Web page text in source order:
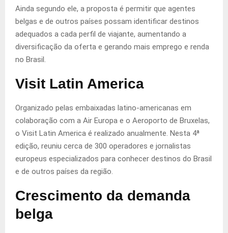
Ainda segundo ele, a proposta é permitir que agentes
belgas e de outros países possam identificar destinos
adequados a cada perfil de viajante, aumentando a
diversificação da oferta e gerando mais emprego e renda
no Brasil.
Visit Latin America
Organizado pelas embaixadas latino-americanas em
colaboração com a Air Europa e o Aeroporto de Bruxelas,
o Visit Latin America é realizado anualmente. Nesta 4ª
edição, reuniu cerca de 300 operadores e jornalistas
europeus especializados para conhecer destinos do Brasil
e de outros países da região.
Crescimento da demanda
belga